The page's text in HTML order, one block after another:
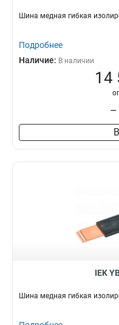
Шина медная гибкая
Подробнее
Наличие: В наличии
14
–
IEK
Шина медная гибкая